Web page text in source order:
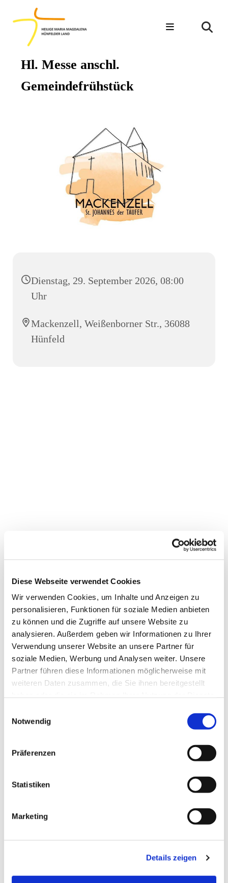
Diese Webseite verwendet Cookies
Wir verwenden Cookies, um Inhalte und Anzeigen zu
personalisieren, Funktionen für soziale Medien anbieten
zu können und die Zugriffe auf unsere Website zu
analysieren. Außerdem geben wir Informationen zu Ihrer
Verwendung unserer Website an unsere Partner für
soziale Medien, Werbung und Analysen weiter. Unsere
Partner führen diese Informationen möglicherweise mit
weiteren Daten zusammen, die Sie ihnen bereitgestellt
Notwendig
Präferenzen
Statistiken
Marketing
Details zeigen
Hl. Messe anschl.
Gemeindefrühstück
Dienstag, 29. September 2026, 08:00
Uhr
Mackenzell, Weißenborner Str., 36088
Hünfeld
Dies könnte Sie auch
interessieren